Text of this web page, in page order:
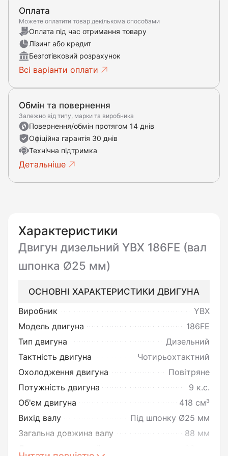
Оплата
Можете оплатити товар декількома способами
Оплата під час отримання товару
Лізинг або кредит
Безготівковий розрахунок
Всі варіанти оплати
Обмін та повернення
Залежно від типу, марки та виробника
Повернення/обмін протягом 14 днів
Офіційна гарантія 30 днів
Технічна підтримка
Детальніше
Характеристики
Двигун дизельний YBX 186FE (вал
шпонка Ø25 мм)
ОСНОВНІ ХАРАКТЕРИСТИКИ ДВИГУНА
Виробник
YBX
Модель двигуна
186FЕ
Тип двигуна
Дизельний
Тактність двигуна
Чотирьохтактний
Охолодження двигуна
Повітряне
Потужність двигуна
9 к.с.
Об'єм двигуна
418 см³
Вихід валу
Під шпонку Ø25 мм
Загальна довжина валу
88 мм